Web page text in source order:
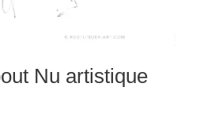
Nu artistique